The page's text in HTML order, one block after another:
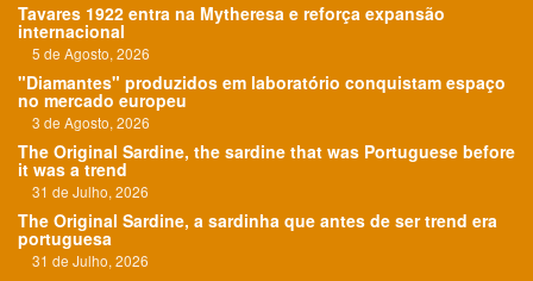
Tavares 1922 entra na Mytheresa e reforça expansão
internacional
5 de Agosto, 2026
"Diamantes" produzidos em laboratório conquistam espaço
no mercado europeu
3 de Agosto, 2026
The Original Sardine, the sardine that was Portuguese before
it was a trend
31 de Julho, 2026
The Original Sardine, a sardinha que antes de ser trend era
portuguesa
31 de Julho, 2026